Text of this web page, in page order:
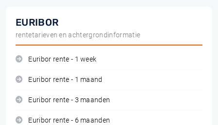
EURIBOR
rentetarieven en achtergrondinformatie
Euribor rente - 1 week
Euribor rente - 1 maand
Euribor rente - 3 maanden
Euribor rente - 6 maanden